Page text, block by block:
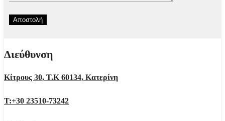
Διεύθυνση
Κίτρους 30, Τ.Κ 60134, Κατερίνη
Τ:+30 23510-73242